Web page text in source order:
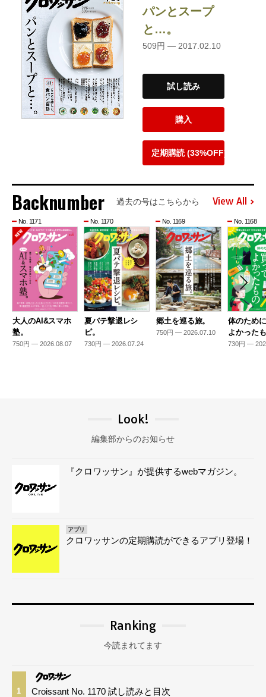
パンとスープ
と…。
509円 — 2017.02.10
試し読み
購入
定期購読 (33%OFF)
Backnumber 過去の号はこちらから View All
No. 1171
大人のAI&スマホ
塾。
750円 — 2026.08.07
No. 1170
夏バテ撃退レシ
ピ。
730円 — 2026.07.24
No. 1169
郷土を巡る旅。
750円 — 2026.07.10
No. 1168
体のため
よかった
730円 —
Look!
編集部からのお知らせ
『クロワッサン』が提供するwebマガジン。
アプリ
クロワッサンの定期購読ができるアプリ登場！
Ranking
今読まれてます
1 Croissant No. 1170 試し読みと目次